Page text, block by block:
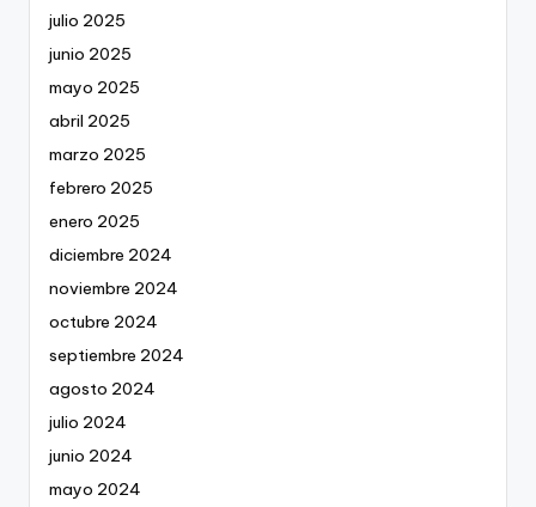
julio 2025
junio 2025
mayo 2025
abril 2025
marzo 2025
febrero 2025
enero 2025
diciembre 2024
noviembre 2024
octubre 2024
septiembre 2024
agosto 2024
julio 2024
junio 2024
mayo 2024